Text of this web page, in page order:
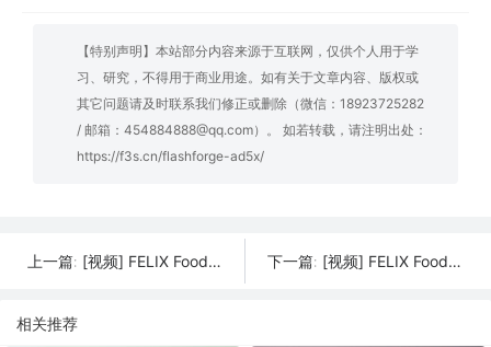
【特别声明】本站部分内容来源于互联网，仅供个人用于学
习、研究，不得用于商业用途。如有关于文章内容、版权或
其它问题请及时联系我们修正或删除（微信：18923725282
/ 邮箱：454884888@qq.com）。 如若转载，请注明出处：
https://f3s.cn/flashforge-ad5x/
上一篇: [视频] FELIX Food 1.6 – Switch Head 双头可切换食品3D打印机 下一篇: [视频] FELIX Food 1.6 – Twin Head 双头食品3D打印机
相关推荐